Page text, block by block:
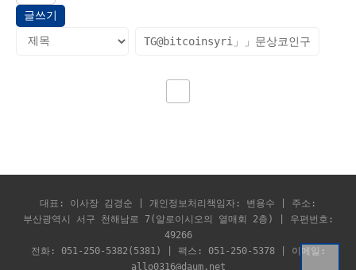
글쓰기
대표: 이사장 김경순 | 개인정보처리책임자: 변용수 | 주소:
부산광역시 서구 천해남로 7(알로이시오의 열매회 2층) | 우편번호:
49266
전화: 051-250-5382(5381) | 팩스: 051-250-5378 | 이메일:
allo0316@daum.net